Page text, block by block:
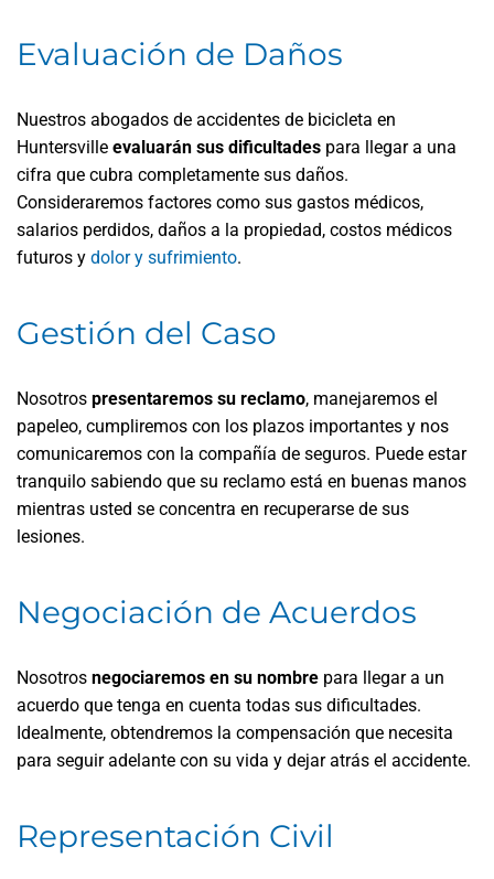
Evaluación de Daños
Nuestros abogados de accidentes de bicicleta en
Huntersville evaluarán sus dificultades para llegar a una
cifra que cubra completamente sus daños.
Consideraremos factores como sus gastos médicos,
salarios perdidos, daños a la propiedad, costos médicos
futuros y dolor y sufrimiento.
Gestión del Caso
Nosotros presentaremos su reclamo, manejaremos el
papeleo, cumpliremos con los plazos importantes y nos
comunicaremos con la compañía de seguros. Puede estar
tranquilo sabiendo que su reclamo está en buenas manos
mientras usted se concentra en recuperarse de sus
lesiones.
Negociación de Acuerdos
Nosotros negociaremos en su nombre para llegar a un
acuerdo que tenga en cuenta todas sus dificultades.
Idealmente, obtendremos la compensación que necesita
para seguir adelante con su vida y dejar atrás el accidente.
Representación Civil